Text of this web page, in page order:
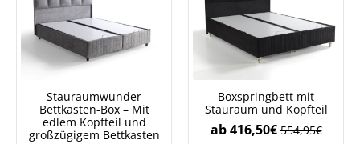
Stauraumwunder
Bettkasten-Box – Mit
edlem Kopfteil und
großzügigem Bettkasten
Boxspringbett mit
Stauraum und Kopfteil
ab 554,95€
416,50€